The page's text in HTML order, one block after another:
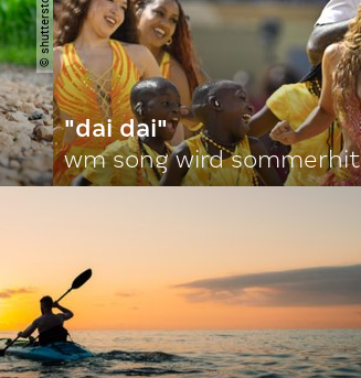
"dai dai"
wm song wird sommerhit